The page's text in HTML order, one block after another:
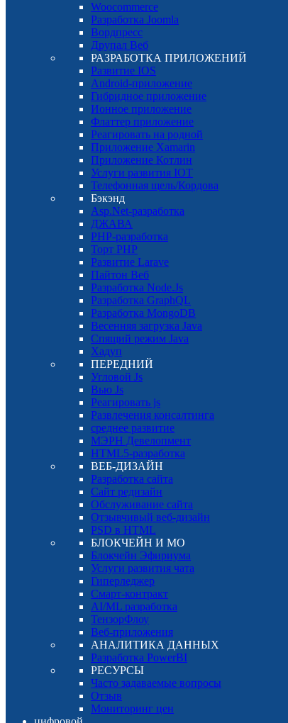
Woocommerce
Разработка Joomla
Вордпресс
Друпал Веб
РАЗРАБОТКА ПРИЛОЖЕНИЙ
Развитие IOS
Android-приложение
Гибридное приложение
Ионное приложение
Флаттер приложение
Реагировать на родной
Приложение Xamarin
Приложение Котлин
Услуги развития IOT
Телефонная щель/Кордова
Бэкэнд
Asp.Net-разработка
ДЖАВА
PHP-разработка
Торт PHP
Развитие Larave
Пайтон Веб
Разработка Node.Js
Разработка GraphQL
Разработка MongoDB
Весенняя загрузка Java
Спящий режим Java
Хадуп
ПЕРЕДНИЙ
Угловой Js
Вью Js
Реагировать js
Развлечения консалтинга
среднее развитие
МЭРН Девелопмент
HTML5-разработка
ВЕБ-ДИЗАЙН
Разработка сайта
Сайт редизайн
Обслуживание сайта
Отзывчивый веб-дизайн
PSD в HTML
БЛОКЧЕЙН И МО
Блокчейн Эфириума
Услуги развития чата
Гиперледжер
Смарт-контракт
AI/ML разработка
ТензорФлоу
Веб-приложения
АНАЛИТИКА ДАННЫХ
Разработка PowerBI
РЕСУРСЫ
Часто задаваемые вопросы
Отзыв
Мониторинг цен